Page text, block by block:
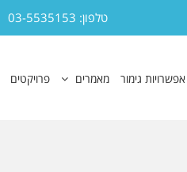
טלפון: 03-5535153
אפשרויות גימור מאמרים פרויקטים